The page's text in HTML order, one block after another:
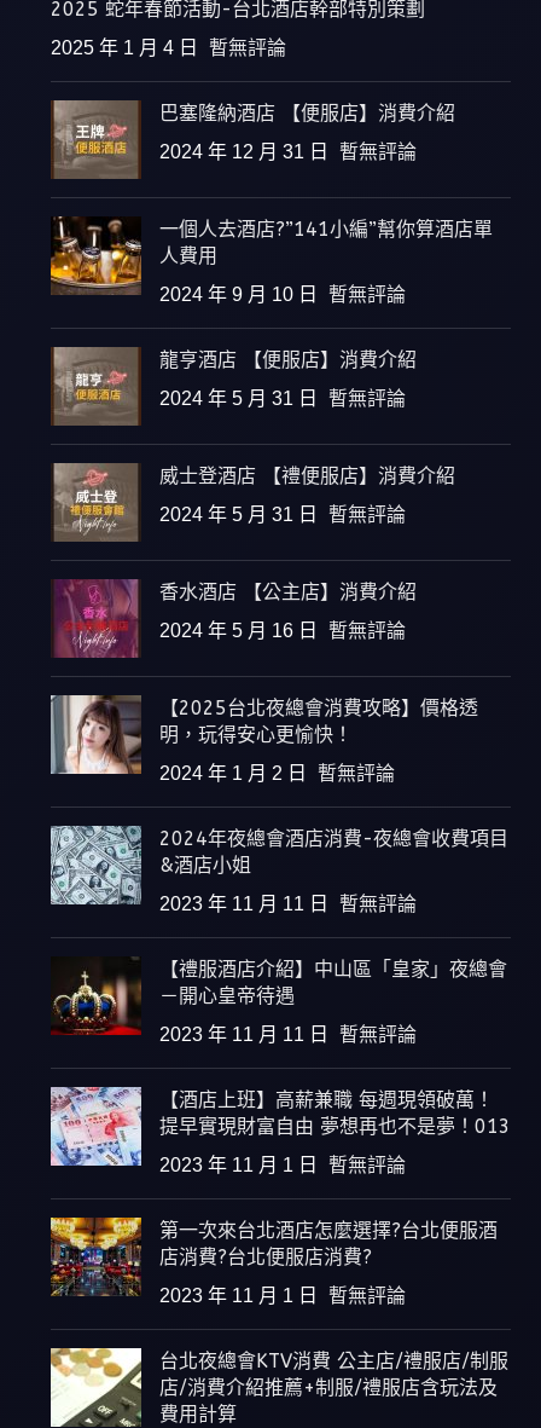
2025 蛇年春節活動-台北酒店幹部特別策劃
2025 年 1 月 4 日 暫無評論
巴塞隆納酒店 【便服店】消費介紹
2024 年 12 月 31 日 暫無評論
一個人去酒店?”141小編”幫你算酒店單
人費用
2024 年 9 月 10 日 暫無評論
龍亨酒店 【便服店】消費介紹
2024 年 5 月 31 日 暫無評論
威士登酒店 【禮便服店】消費介紹
2024 年 5 月 31 日 暫無評論
香水酒店 【公主店】消費介紹
2024 年 5 月 16 日 暫無評論
【2025台北夜總會消費攻略】價格透
明，玩得安心更愉快！
2024 年 1 月 2 日 暫無評論
2024年夜總會酒店消費-夜總會收費項目
&酒店小姐
2023 年 11 月 11 日 暫無評論
【禮服酒店介紹】中山區「皇家」夜總會
－開心皇帝待遇
2023 年 11 月 11 日 暫無評論
【酒店上班】高薪兼職 每週現領破萬！
提早實現財富自由 夢想再也不是夢！013
2023 年 11 月 1 日 暫無評論
第一次來台北酒店怎麼選擇?台北便服酒
店消費?台北便服店消費?
2023 年 11 月 1 日 暫無評論
台北夜總會KTV消費 公主店/禮服店/制服
店/消費介紹推薦+制服/禮服店含玩法及
費用計算